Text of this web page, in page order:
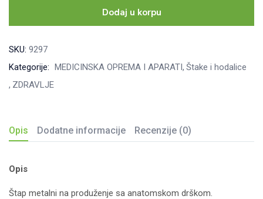
FS
Dodaj u korpu
SKU: 9297
Kategorije: MEDICINSKA OPREMA I APARATI Štake i hodalice
ZDRAVLJE
Opis Dodatne informacije Recenzije (0)
Opis
Štap metalni na produženje sa anatomskom drškom.